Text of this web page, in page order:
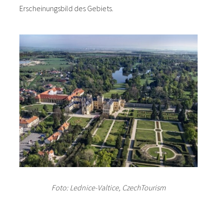
Erscheinungsbild des Gebiets.
Foto: Lednice-Valtice, CzechTourism